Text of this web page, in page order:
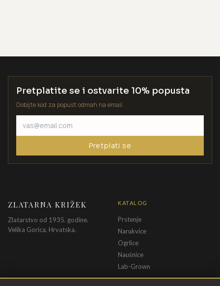
Pretplatite se i ostvarite 10% popusta
Dobijte kod za popust odmah na email.
Pretplati se
ZLATARNA KRIŽEK
Zlatarstvo od 1935. godine.
Velika Gorica, Hrvatska.
KATALOG
Prstenje
Narukvice
Ogrlice
Naušnice
Lab-Grown